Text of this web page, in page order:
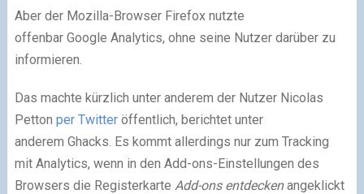
Aber der Mozilla-Browser Firefox nutzte
offenbar Google Analytics, ohne seine Nutzer darüber zu
informieren.
Das machte kürzlich unter anderem der Nutzer Nicolas
Petton per Twitteröffentlich, berichtet unter
anderem Ghacks. Es kommt allerdings nur zum Tracking
mit Analytics, wenn in den Add-ons-Einstellungen des
Browsers die Registerkarte Add-ons entdeckenangeklickt